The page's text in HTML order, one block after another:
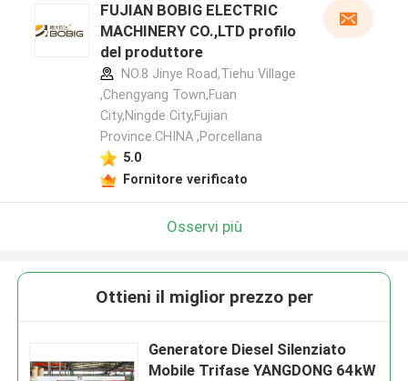
FUJIAN BOBIG ELECTRIC
MACHINERY CO.,LTD profilo
del produttore
NO.8 Jinye Road,Tiehu Village
,Chengyang Town,Fuan
City,Ningde City,Fujian
Province.CHINA ,Porcellana
5.0
Fornitore verificato
Osservi più
Ottieni il miglior prezzo per
Generatore Diesel Silenziato
Mobile Trifase YANGDONG 64kW